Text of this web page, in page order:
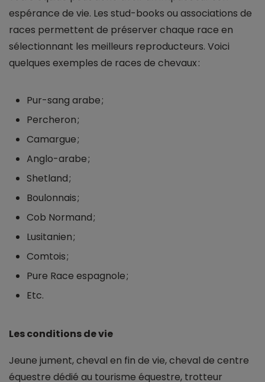
espérance de vie. Les stud-books ou associations de
races permettent de préserver chaque race en
sélectionnant les meilleurs reproducteurs. Voici
quelques exemples de races de chevaux :
Pur-sang arabe ;
Percheron ;
Camargue ;
Anglo-arabe ;
Shetland ;
Boulonnais ;
Cob Normand ;
Lusitanien ;
Comtois ;
Pure Race espagnole ;
Etc.
Les conditions de vie
Jeune jument, cheval en fin de vie, cheval de centre
équestre dédié au tourisme équestre, trotteur